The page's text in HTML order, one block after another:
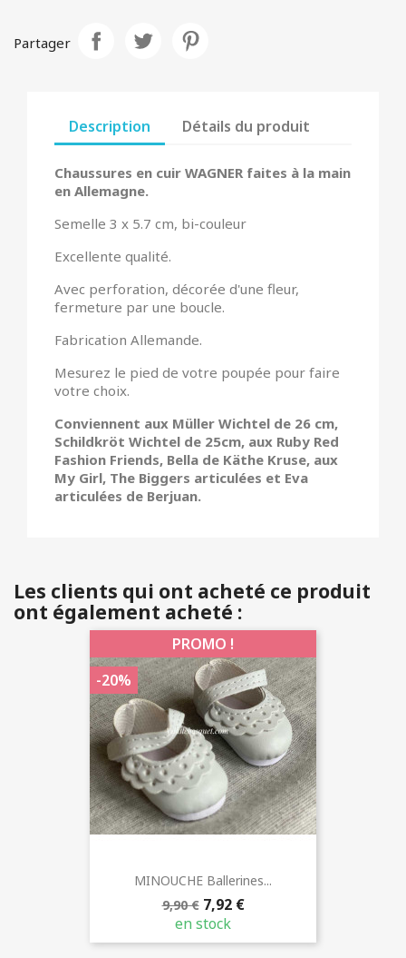
Partager
Description Détails du produit
Chaussures en cuir WAGNER faites à la main
en Allemagne.
Semelle 3 x 5.7 cm, bi-couleur
Excellente qualité.
Avec perforation, décorée d'une fleur,
fermeture par une boucle.
Fabrication Allemande.
Mesurez le pied de votre poupée pour faire
votre choix.
Conviennent aux Müller Wichtel de 26 cm,
Schildkröt Wichtel de 25cm, aux Ruby Red
Fashion Friends, Bella de Käthe Kruse, aux
My Girl, The Biggers articulées et Eva
articulées de Berjuan.
Les clients qui ont acheté ce produit
ont également acheté :
MINOUCHE Ballerines...
9,90 € 7,92 €
en stock
PROMO !
-20%